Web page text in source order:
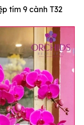
tím 9 cành T32